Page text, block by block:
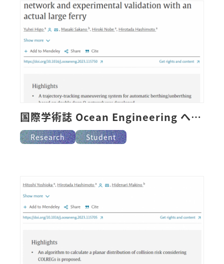
Research Student
国際学術誌 Ocean Engineering へ掲載